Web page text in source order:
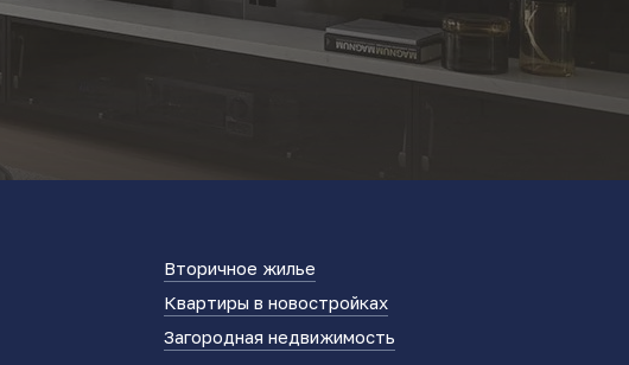
Вторичное жилье
Квартиры в новостройках
Загородная недвижимость